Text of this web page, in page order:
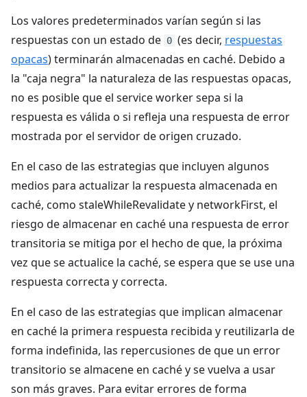
Los valores predeterminados varían según si las
respuestas con un estado de 0 (es decir, respuestas
opacas) terminarán almacenadas en caché. Debido a
la "caja negra" la naturaleza de las respuestas opacas,
no es posible que el service worker sepa si la
respuesta es válida o si refleja una respuesta de error
mostrada por el servidor de origen cruzado.
En el caso de las estrategias que incluyen algunos
medios para actualizar la respuesta almacenada en
caché, como staleWhileRevalidate y networkFirst, el
riesgo de almacenar en caché una respuesta de error
transitoria se mitiga por el hecho de que, la próxima
vez que se actualice la caché, se espera que se use una
respuesta correcta y correcta.
En el caso de las estrategias que implican almacenar
en caché la primera respuesta recibida y reutilizarla de
forma indefinida, las repercusiones de que un error
transitorio se almacene en caché y se vuelva a usar
son más graves. Para evitar errores de forma